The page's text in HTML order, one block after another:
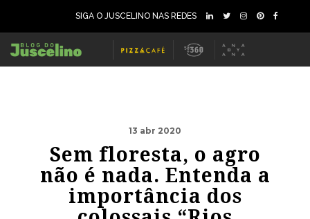
SIGA O JUSCELINO NAS REDES
13 abr 2020
Sem floresta, o agro
não é nada. Entenda a
importância dos